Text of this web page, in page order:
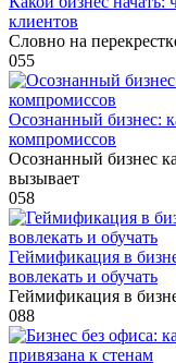
клиентов
Словно на
055
Осознанный бизнес:
компромиссов
Осознанный бизнес
вызывает
058
Геймификация в
вовлекать и обучать
Геймификация в
088